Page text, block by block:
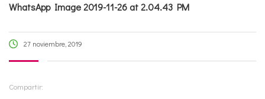
WhatsApp Image 2019-11-26 at 2.04.43 PM
27 noviembre, 2019
Compartir: